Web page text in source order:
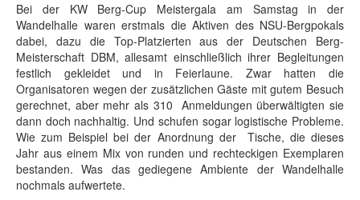
Bei der KW Berg-Cup Meistergala am Samstag in der
Wandelhalle waren erstmals die Aktiven des NSU-Bergpokals
dabei, dazu die Top-Platzierten aus der Deutschen Berg-
Meisterschaft DBM, allesamt einschließlich ihrer Begleitungen
festlich gekleidet und in Feierlaune. Zwar hatten die
Organisatoren wegen der zusätzlichen Gäste mit gutem Besuch
gerechnet, aber mehr als 310 Anmeldungen überwältigten sie
dann doch nachhaltig. Und schufen sogar logistische Probleme.
Wie zum Beispiel bei der Anordnung der Tische, die dieses
Jahr aus einem Mix von runden und rechteckigen Exemplaren
bestanden. Was das gediegene Ambiente der Wandelhalle
nochmals aufwertete.